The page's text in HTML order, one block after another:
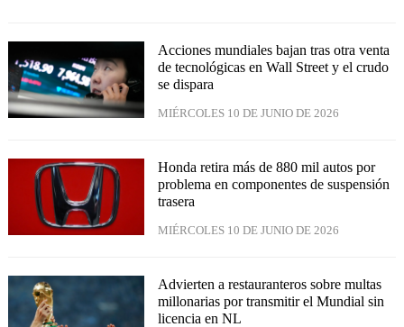
Acciones mundiales bajan tras otra venta
de tecnológicas en Wall Street y el crudo
se dispara
MIÉRCOLES 10 DE JUNIO DE 2026
Honda retira más de 880 mil autos por
problema en componentes de suspensión
trasera
MIÉRCOLES 10 DE JUNIO DE 2026
Advierten a restauranteros sobre multas
millonarias por transmitir el Mundial sin
licencia en NL